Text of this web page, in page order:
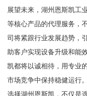
展望未来，湖州恩斯凯工
等核心产品的代理服务，
司将紧跟行业发展趋势，
助客户实现设备升级和能
凯都将以诚相待，用专业
市场竞争中保持稳健运行。
选择湖州恩斯凯，不仅是